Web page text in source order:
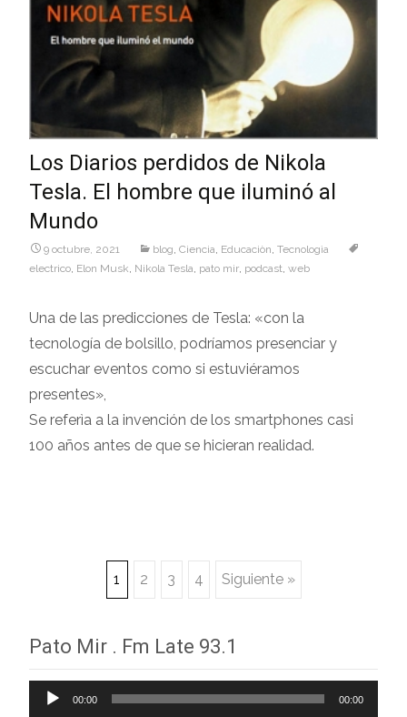
Los Diarios perdidos de Nikola
Tesla. El hombre que iluminó al
Mundo
9 octubre, 2021 blog, Ciencia, Educaciòn, Tecnologìa
electrico, Elon Musk, Nikola Tesla, pato mir, podcast, web
Una de las predicciones de Tesla: «con la
tecnología de bolsillo, podríamos presenciar y
escuchar eventos como si estuviéramos
presentes»,
Se referìa a la invención de los smartphones casi
100 años antes de que se hicieran realidad.
Navegación
de
entradas
1 2 3 4 Siguiente »
Pato Mir . Fm Late 93.1
Reproductor
00:00 00:00